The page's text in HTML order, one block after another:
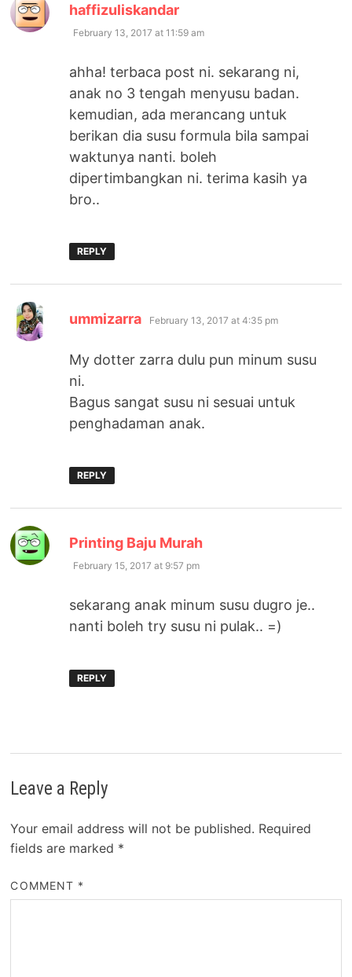
haffizuliskandar
February 13, 2017 at 11:59 am
ahha! terbaca post ni. sekarang ni,
anak no 3 tengah menyusu badan.
kemudian, ada merancang untuk
berikan dia susu formula bila sampai
waktunya nanti. boleh
dipertimbangkan ni. terima kasih ya
bro..
REPLY
ummizarra says:
February 13, 2017 at 4:35 pm
My dotter zarra dulu pun minum susu
ni.
Bagus sangat susu ni sesuai untuk
penghadaman anak.
REPLY
Printing Baju Murah
February 15, 2017 at 9:57 pm
sekarang anak minum susu dugro je..
nanti boleh try susu ni pulak.. =)
REPLY
Leave a Reply
Your email address will not be published. Required
fields are marked *
COMMENT *